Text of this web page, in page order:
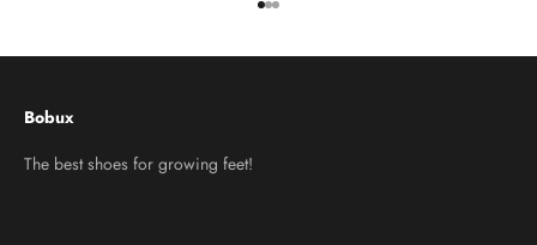
Vai all'articolo 1
Vai all'articolo 2
Vai all'articolo 3
Bobux
The best shoes for growing feet!